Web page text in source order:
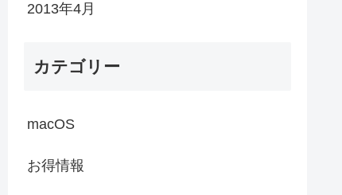
2013年4月
カテゴリー
macOS
お得情報